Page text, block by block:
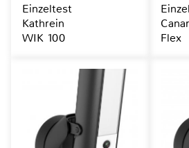
Einzeltest
Kathrein
WIK 100
Flex